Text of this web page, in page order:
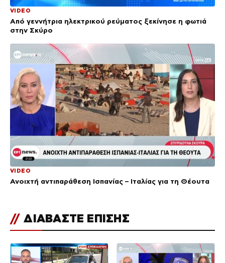
VIDEO
Από γεννήτρια ηλεκτρικού ρεύματος ξεκίνησε η φωτιά
στην Σκύρο
VIDEO
Ανοιχτή αντιπαράθεση Ισπανίας – Ιταλίας για τη Θέουτα
// ΔΙΑΒΑΣΤΕ ΕΠΙΣΗΣ